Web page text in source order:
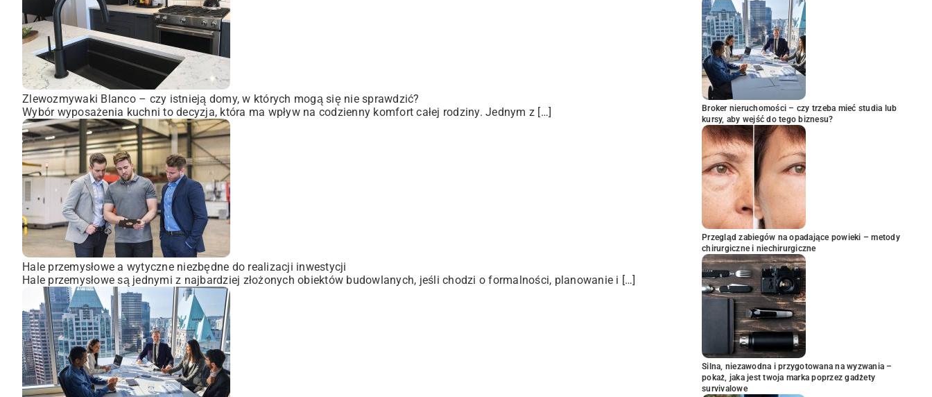
Zlewozmywaki Blanco – czy istnieją domy, w których mogą się nie sprawdzić?
Wybór wyposażenia kuchni to decyzja, która ma wpływ na codzienny komfort całej rodziny. Jednym z […]
Hale przemysłowe a wytyczne niezbędne do realizacji inwestycji
Hale przemysłowe są jednymi z najbardziej złożonych obiektów budowlanych, jeśli chodzi o formalności, planowanie i […]
Broker nieruchomości – czy trzeba mieć studia lub
kursy, aby wejść do tego biznesu?
Przegląd zabiegów na opadające powieki – metody
chirurgiczne i niechirurgiczne
Silna, niezawodna i przygotowana na wyzwania –
pokaż, jaka jest twoja marka poprzez gadżety
survivalowe